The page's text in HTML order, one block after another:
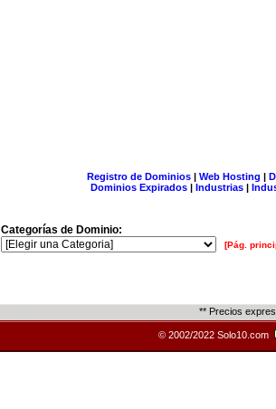
Registro de Dominios| Web Hosting |
Dominios Expirados | Industrias |
Categorías de Dominio:
[Pág.
** Precios
© 2002/2022 Solo10.com